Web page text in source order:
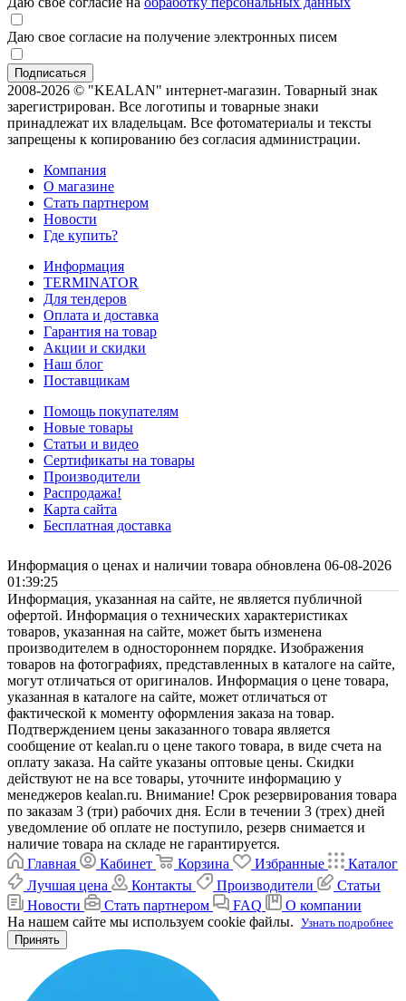
Даю свое согласие на получение электронных писем
2008-2026 © "KEALAN" интернет-магазин. Товарный знак
зарегистрирован. Все логотипы и товарные знаки
принадлежат их владельцам. Все фотоматериалы и тексты
запрещены к копированию без согласия администрации.
Компания
О магазине
Стать партнером
Новости
Где купить?
Информация
TERMINATOR
Для тендеров
Оплата и доставка
Гарантия на товар
Акции и скидки
Наш блог
Поставщикам
Помощь покупателям
Новые товары
Статьи и видео
Сертификаты на товары
Производители
Распродажа!
Карта сайта
Бесплатная доставка
Информация о ценах и наличии товара обновлена 06-08-2026
01:39:25
Информация, указанная на сайте, не является публичной
офертой. Информация о технических характеристиках
товаров, указанная на сайте, может быть изменена
производителем в одностороннем порядке. Изображения
товаров на фотографиях, представленных в каталоге на сайте,
могут отличаться от оригиналов. Информация о цене товара,
указанная в каталоге на сайте, может отличаться от
фактической к моменту оформления заказа на товар.
Подтверждением цены заказанного товара является
сообщение от kealan.ru о цене такого товара, в виде счета на
оплату заказа. На сайте указаны оптовые цены. Скидки
действуют не на все товары, уточните информацию у
менеджеров kealan.ru. Внимание! Срок резервирования товара
по заказам 3 (три) рабочих дня. Если в течении 3 (трех) дней
уведомление об оплате не поступило, резерв снимается и
наличие товара на складе не гарантируется.
Главная
Кабинет Корзина Избранные
Каталог
Лучшая цена
Контакты Производители
Статьи
Новости
Стать партнером FAQ
О компании
На нашем сайте мы используем cookie файлы. Узнать подробнее
Принять